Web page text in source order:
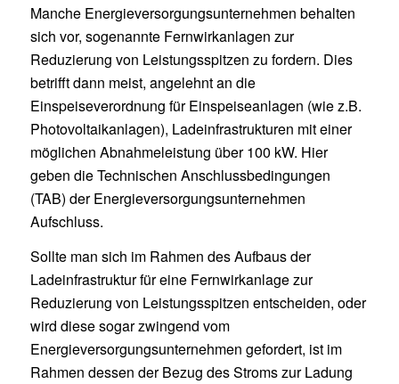
Manche Energieversorgungsunternehmen behalten
sich vor, sogenannte Fernwirkanlagen zur
Reduzierung von Leistungsspitzen zu fordern. Dies
betrifft dann meist, angelehnt an die
Einspeiseverordnung für Einspeiseanlagen (wie z.B.
Photovoltaikanlagen), Ladeinfrastrukturen mit einer
möglichen Abnahmeleistung über 100 kW. Hier
geben die Technischen Anschlussbedingungen
(TAB) der Energieversorgungsunternehmen
Aufschluss.
Sollte man sich im Rahmen des Aufbaus der
Ladeinfrastruktur für eine Fernwirkanlage zur
Reduzierung von Leistungsspitzen entscheiden, oder
wird diese sogar zwingend vom
Energieversorgungsunternehmen gefordert, ist im
Rahmen dessen der Bezug des Stroms zur Ladung